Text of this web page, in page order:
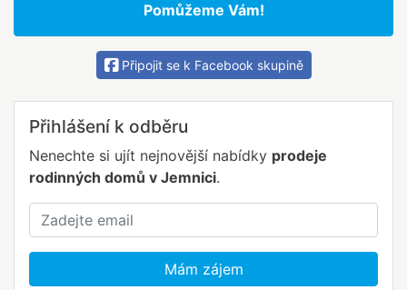
Pomůžeme Vám!
Připojit se k Facebook skupině
Přihlášení k odběru
Nenechte si ujít nejnovější nabídky prodeje
rodinných domů v Jemnici.
Mám zájem